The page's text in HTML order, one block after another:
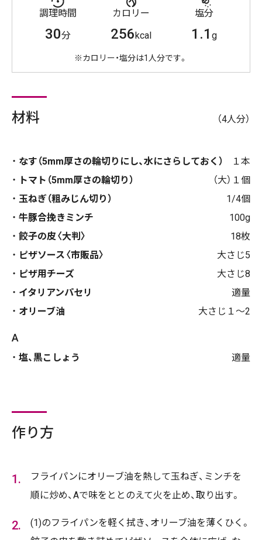
調理時間
30分
カロリー
256kcal
塩分
1.1g
※カロリー・塩分は1人分です。
材料 （4人分）
なす（5mm厚さの輪切りにし、水にさらしておく）
１本
トマト（5mm厚さの輪切り）
（大）１個
玉ねぎ（粗みじん切り）
1/4個
牛豚合挽きミンチ
100g
餃子の皮〈大判〉
18枚
ピザソース〈市販品〉
大さじ5
ピザ用チーズ
大さじ8
イタリアンパセリ
適量
オリーブ油
大さじ１〜2
A
塩、黒こしょう 適量
作り方
フライパンにオリーブ油を熱して玉ねぎ、ミンチを
順に炒め、Aで味をととのえて火を止め、取り出す。
(1)のフライパンを軽く拭き、オリーブ油を薄くひく。